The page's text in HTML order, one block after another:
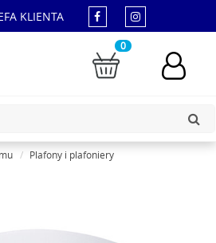
KLIENTA
0
Plafony i plafoniery